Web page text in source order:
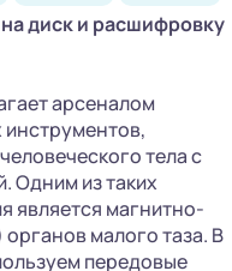
диски расшифровку
арсеналом
тела с
Одним из таких
является магнитно-
малого таза. В
передовые